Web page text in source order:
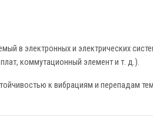
в электронных и электрических
коммутационный элемент и т. д.).
к вибрациям и перепадам